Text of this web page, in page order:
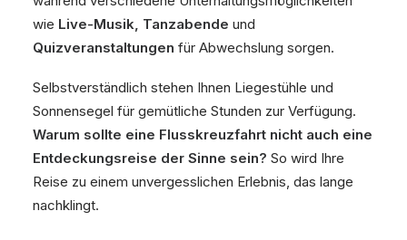
wie Live-Musik, Tanzabende und
Quizveranstaltungen für Abwechslung sorgen.
Selbstverständlich stehen Ihnen Liegestühle und
Sonnensegel für gemütliche Stunden zur Verfügung.
Warum sollte eine Flusskreuzfahrt nicht auch eine
Entdeckungsreise der Sinne sein? So wird Ihre
Reise zu einem unvergesslichen Erlebnis, das lange
nachklingt.